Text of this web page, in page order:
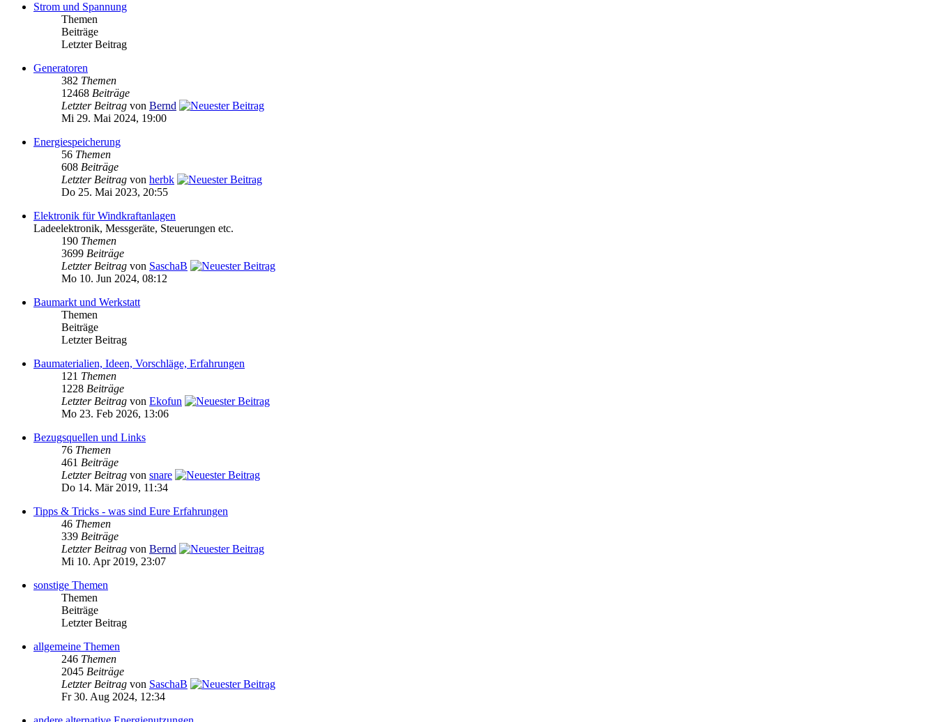
Strom und Spannung
Themen
Beiträge
Letzter Beitrag
Generatoren
382 Themen
12468 Beiträge
Letzter Beitrag von Bernd
Mi 29. Mai 2024, 19:00
Energiespeicherung
56 Themen
608 Beiträge
Letzter Beitrag von herbk
Do 25. Mai 2023, 20:55
Elektronik für Windkraftanlagen
Ladeelektronik, Messgeräte, Steuerungen etc.
190 Themen
3699 Beiträge
Letzter Beitrag von SaschaB
Mo 10. Jun 2024, 08:12
Baumarkt und Werkstatt
Themen
Beiträge
Letzter Beitrag
Baumaterialien, Ideen, Vorschläge, Erfahrungen
121 Themen
1228 Beiträge
Letzter Beitrag von Ekofun
Mo 23. Feb 2026, 13:06
Bezugsquellen und Links
76 Themen
461 Beiträge
Letzter Beitrag von snare
Do 14. Mär 2019, 11:34
Tipps & Tricks - was sind Eure Erfahrungen
46 Themen
339 Beiträge
Letzter Beitrag von Bernd
Mi 10. Apr 2019, 23:07
sonstige Themen
Themen
Beiträge
Letzter Beitrag
allgemeine Themen
246 Themen
2045 Beiträge
Letzter Beitrag von SaschaB
Fr 30. Aug 2024, 12:34